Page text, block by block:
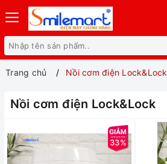
Trang chủ Nồi cơm điện Lock&Lock
Nồi cơm điện Lock&Lock
33%